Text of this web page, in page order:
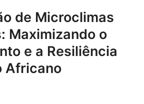
de Microclimas
Maximizando o
e a Resiliência
Africano